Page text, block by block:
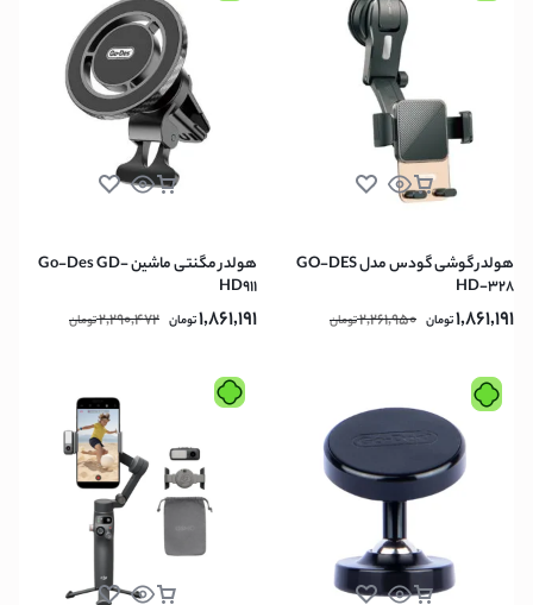
هولدر گوشی گودس مدل GO-DES
HD-328
1,861,191تومان 2,261,950تومان
هولدر مگنتی ماشین Go-Des GD-
HD911
1,861,191تومان 2,290,472تومان